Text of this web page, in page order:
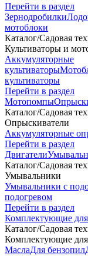
Перейти в раздел
Зернодробилки
мотоблоки
Каталог/Садовая
Культиваторы и
Аккумуляторные
культиваторы
культиваторы
Перейти в раздел
Мотопомпы
Каталог/Садовая
Опрыскиватели
Аккумуляторные
Перейти в раздел
Двигатели
Каталог/Садовая
Умывальники
Умывальники с
подогревом
Перейти в раздел
Комплектующие
Каталог/Садовая
Комплектующие
МаслаДля бензопил